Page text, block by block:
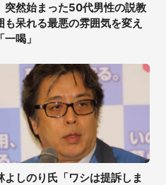
突然始まった50代男性の説教
も呆れる最悪の雰囲気を変え
一喝」
よしのり氏「ワシは提訴しま